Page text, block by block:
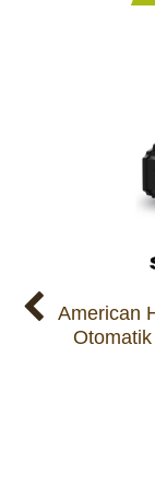
American
Otomatik